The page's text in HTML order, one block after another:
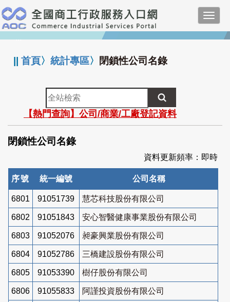
跳
到
主
要
:::
||首頁〉統計專區〉 閉鎖性公司名錄
全
站
檢
索
【熱門查詢】公司/商業/工廠登記資料
閉鎖性公司名錄
資料更新頻率：即時
序號 統一編號 公司名稱
6801 91051739 慧芯科技股份有限公司
6802 91051843 安心智醫健康事業股份有限公司
6803 91052076 昶豪興業股份有限公司
6804 91052786 三橋建設股份有限公司
6805 91053390 樹仔股份有限公司
6806 91055833 阿謹投資股份有限公司